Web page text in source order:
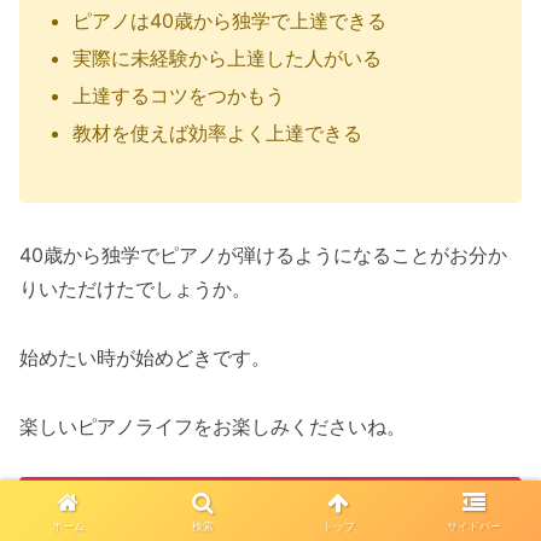
ピアノは40歳から独学で上達できる
実際に未経験から上達した人がいる
上達するコツをつかもう
教材を使えば効率よく上達できる
40歳から独学でピアノが弾けるようになることがお分か
りいただけたでしょうか。
始めたい時が始めどきです。
楽しいピアノライフをお楽しみくださいね。
＼楽しみながらピアノを学べる！／
ホーム 検索 トップ サイドバー